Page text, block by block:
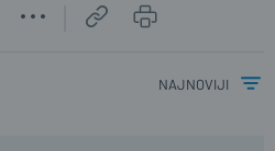
najnoviji